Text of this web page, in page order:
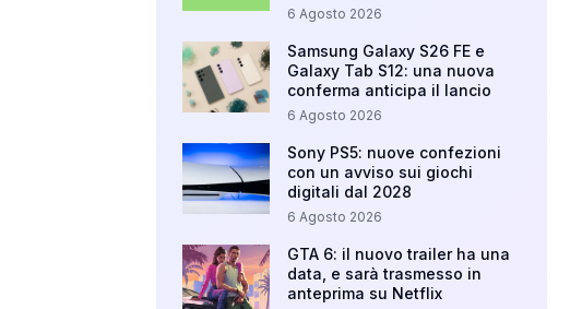
6 Agosto 2026
Samsung Galaxy S26 FE e
Galaxy Tab S12: una nuova
conferma anticipa il lancio
6 Agosto 2026
Sony PS5: nuove confezioni
con un avviso sui giochi
digitali dal 2028
6 Agosto 2026
GTA 6: il nuovo trailer ha una
data, e sarà trasmesso in
anteprima su Netflix